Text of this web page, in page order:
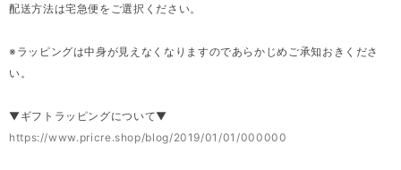
配送方法は宅急便をご選択ください。
※ラッピングは中身が見えなくなりますのであらかじめご承知おきくださ
い。
▼ギフトラッピングについて▼
https://www.pricre.shop/blog/2019/01/01/000000